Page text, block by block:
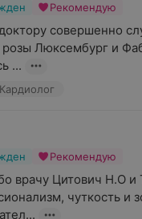
Рекомендую
совершенно
розы Люксембург и
...
Рекомендую
врачу Цитович Н.О и
чуткость и